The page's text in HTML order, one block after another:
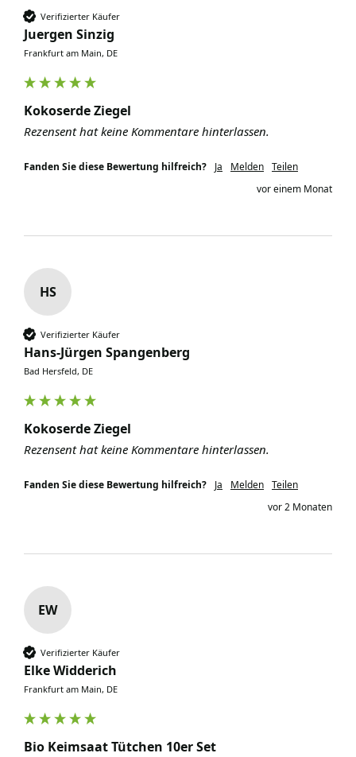
Verifizierter Käufer
Juergen Sinzig
Frankfurt am Main, DE
Kokoserde Ziegel
Rezensent hat keine Kommentare hinterlassen.
Fanden Sie diese Bewertung hilfreich? Ja Melden Teilen
vor einem Monat
HS
Verifizierter Käufer
Hans-Jürgen Spangenberg
Bad Hersfeld, DE
Kokoserde Ziegel
Rezensent hat keine Kommentare hinterlassen.
Fanden Sie diese Bewertung hilfreich? Ja Melden Teilen
vor 2 Monaten
EW
Verifizierter Käufer
Elke Widderich
Frankfurt am Main, DE
Bio Keimsaat Tütchen 10er Set